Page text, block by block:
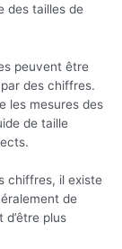
des tailles de
peuvent être
des chiffres.
les mesures des
de taille
chiffres, il existe
de
plus